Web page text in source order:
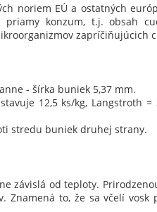
noriem EÚ a ostatných
konzum, t.j. obsah
zapríčiňujúcich
- šírka buniek 5,37 mm.
12,5 ks/kg, Langstroth =
stredu buniek druhej strany.
závislá od teploty.
Znamená to, že sa včelí vosk